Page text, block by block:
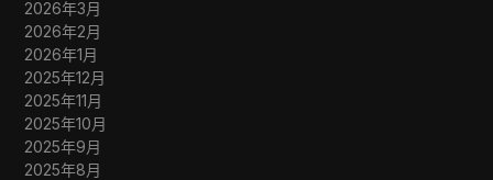
2026年3月
2026年2月
2026年1月
2025年12月
2025年11月
2025年10月
2025年9月
2025年8月